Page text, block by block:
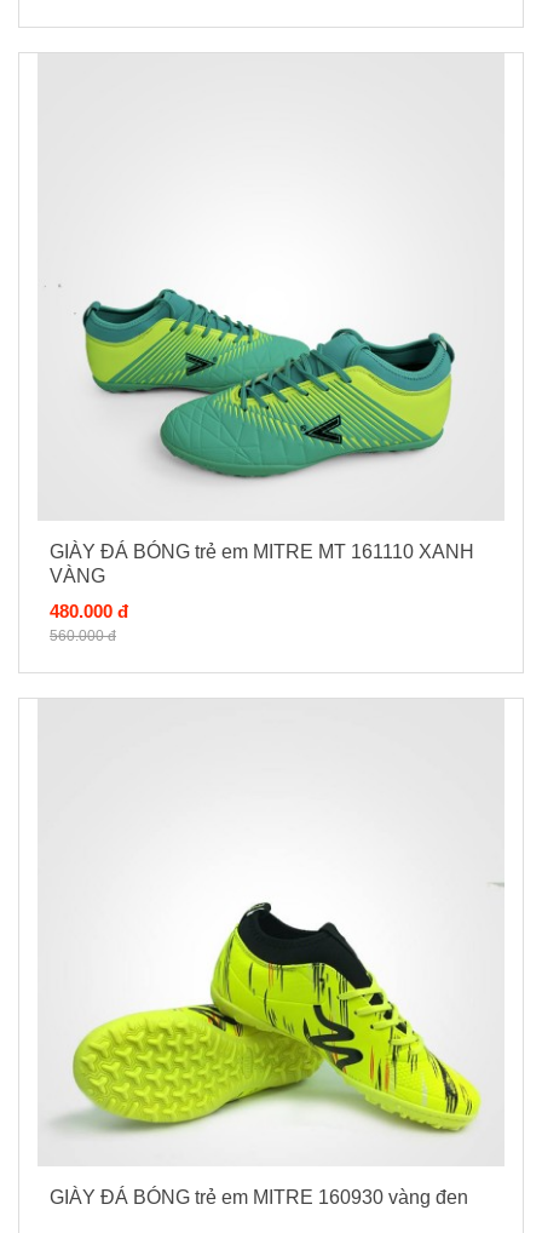
GIÀY ĐÁ BÓNG trẻ em MITRE MT 161110 XANH
VÀNG
480.000 đ
560.000 đ
GIÀY ĐÁ BÓNG trẻ em MITRE 160930 vàng đen